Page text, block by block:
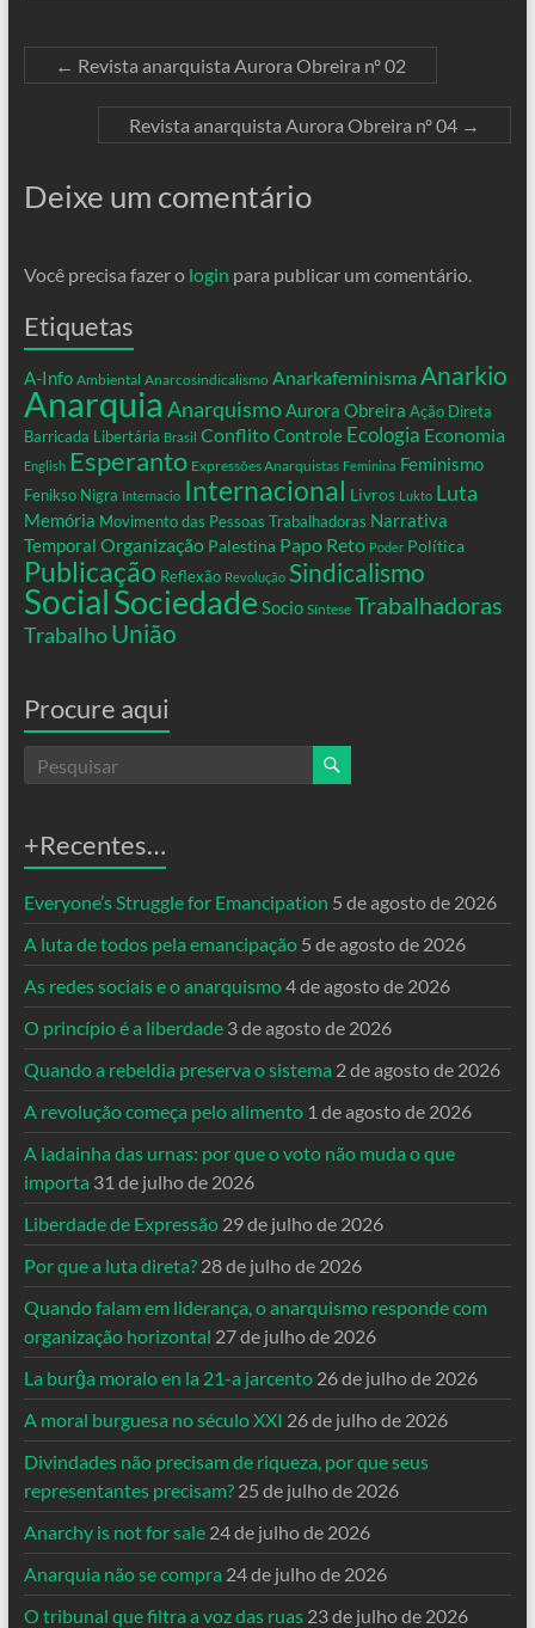
← Revista anarquista Aurora Obreira nº 02
Revista anarquista Aurora Obreira nº 04 →
Deixe um comentário
Você precisa fazer o login para publicar um comentário.
Etiquetas
A-Info Ambiental Anarcosindicalismo Anarkafeminisma Anarkio
Anarquia AnarquismoAurora Obreira Ação Direta
Barricada Libertária Brasil ConflitoControle Ecologia Economia
English Esperanto Expressões Anarquistas Feminina Feminismo
Fenikso Nigra Internacio Internacional Livros Lukto Luta
Memória Movimento das Pessoas Trabalhadoras Narrativa
Temporal Organização Palestina Papo Reto Poder Política
Publicação Reflexão Revolução Sindicalismo
SocialSociedade Socio Síntese Trabalhadoras
Trabalho União
Procure aqui
+Recentes…
Everyone’s Struggle for Emancipation 5 de agosto de 2026
A luta de todos pela emancipação 5 de agosto de 2026
As redes sociais e o anarquismo4 de agosto de 2026
O princípio é a liberdade 3 de agosto de 2026
Quando a rebeldia preserva o sistema 2 de agosto de 2026
A revolução começa pelo alimento 1 de agosto de 2026
A ladainha das urnas: por que o voto não muda o que
importa 31 de julho de 2026
Liberdade de Expressão 29 de julho de 2026
Por que a luta direta? 28 de julho de 2026
Quando falam em liderança, o anarquismo responde com
organização horizontal 27 de julho de 2026
La burĝa moralo en la 21-a jarcento 26 de julho de 2026
A moral burguesa no século XXI 26 de julho de 2026
Divindades não precisam de riqueza, por que seus
representantes precisam? 25 de julho de 2026
Anarchy is not for sale 24 de julho de 2026
Anarquia não se compra 24 de julho de 2026
O tribunal que filtra a voz das ruas 23 de julho de 2026